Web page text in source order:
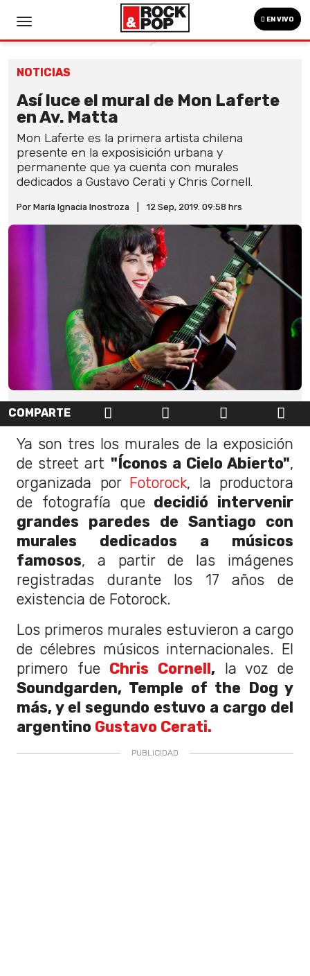
EN VIVO
NOTICIAS
Así luce el mural de Mon Laferte
en Av. Matta
Mon Laferte es la primera artista chilena
presente en la exposisición urbana y
permanente que ya cuenta con murales
dedicados a Gustavo Cerati y Chris Cornell.
Por María Ignacia Inostroza 12 Sep, 2019. 09:58 hrs
COMPARTE
Ya son tres los murales de la exposición
de street art "Íconos a Cielo Abierto",
organizada por Fotorock, la productora
de fotografía quedecidió intervenir
grandes paredes de Santiago con
murales dedicados a músicos
famosos, a partir de las imágenes
registradas durante los 17 años de
existencia de Fotorock.
Los primeros murales estuvieron a cargo
de célebres músicos internacionales. El
primero fue Chris Cornell, la voz de
Soundgarden, Temple of the Dog y
más, y el segundo estuvo a cargo del
argentino Gustavo Cerati.